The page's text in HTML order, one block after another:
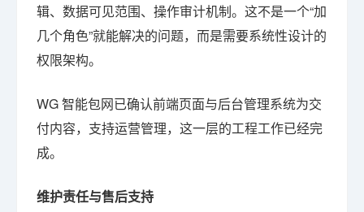
辑、数据可见范围、操作审计机制。这不是一个“加
几个角色”就能解决的问题，而是需要系统性设计的
权限架构。
WG 智能包网已确认前端页面与后台管理系统为交
付内容，支持运营管理，这一层的工程工作已经完
成。
维护责任与售后支持